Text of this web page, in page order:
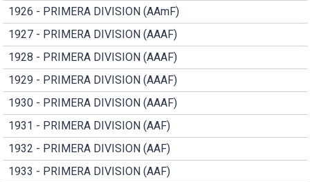
1926 - PRIMERA DIVISION (AAmF)
1927 - PRIMERA DIVISION (AAAF)
1928 - PRIMERA DIVISION (AAAF)
1929 - PRIMERA DIVISION (AAAF)
1930 - PRIMERA DIVISION (AAAF)
1931 - PRIMERA DIVISION (AAF)
1932 - PRIMERA DIVISION (AAF)
1933 - PRIMERA DIVISION (AAF)